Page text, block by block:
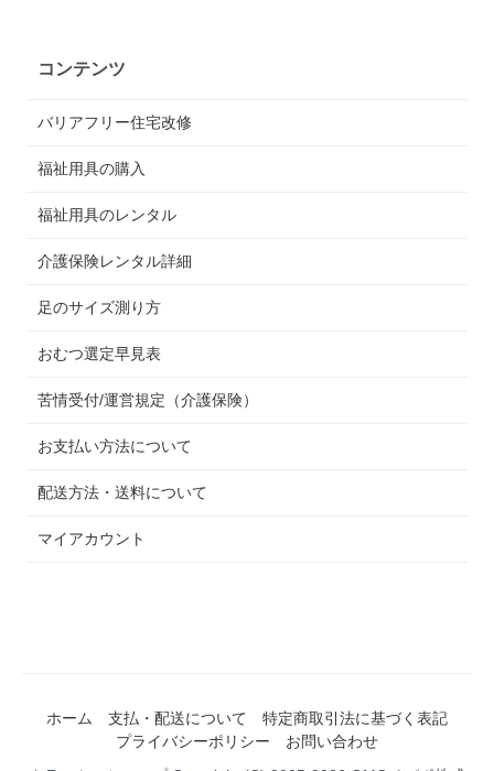
コンテンツ
バリアフリー住宅改修
福祉用具の購入
福祉用具のレンタル
介護保険レンタル詳細
足のサイズ測り方
おむつ選定早見表
苦情受付/運営規定（介護保険）
お支払い方法について
配送方法・送料について
マイアカウント
ホーム 支払・配送について
特定商取引法に基づく表記
プライバシーポリシー
お問い合わせ